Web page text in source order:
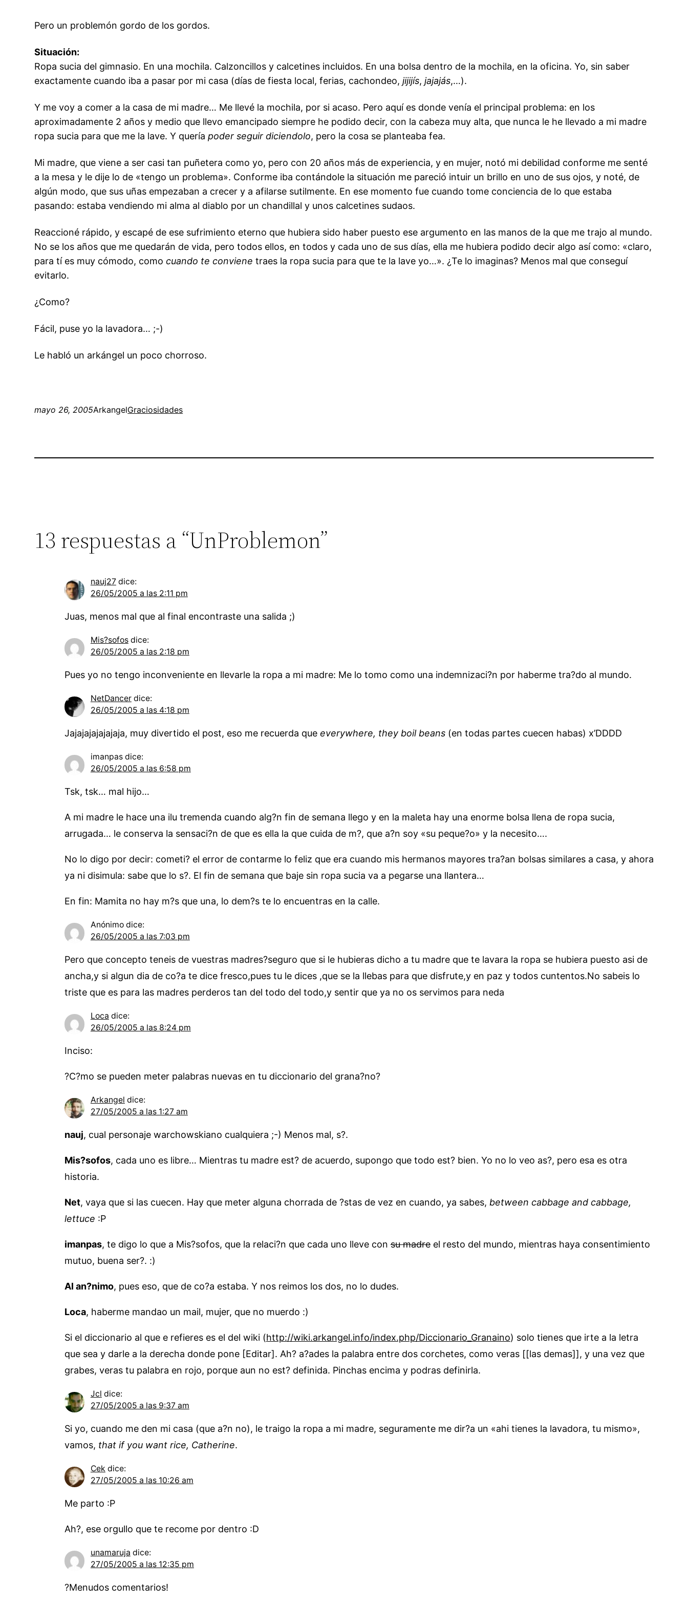
Pero un problemón gordo de los gordos.
Situación:
Ropa sucia del gimnasio. En una mochila. Calzoncillos y calcetines incluidos. En una bolsa dentro de la mochila, en la oficina. Yo, sin saber
exactamente cuando iba a pasar por mi casa (días de fiesta local, ferias, cachondeo,jijijís,jajajás,…).
Y me voy a comer a la casa de mi madre… Me llevé la mochila, por si acaso. Pero aquí es donde venía el principal problema: en los
aproximadamente 2 años y medio que llevo emancipado siempre he podido decir, con la cabeza muy alta, que nunca le he llevado a mi madre
ropa sucia para que me la lave. Y queríapoder seguir diciendolo, pero la cosa se planteaba fea.
Mi madre, que viene a ser casi tan puñetera como yo, pero con 20 años más de experiencia, y en mujer, notó mi debilidad conforme me senté
a la mesa y le dije lo de «tengo un problema». Conforme iba contándole la situación me pareció intuir un brillo en uno de sus ojos, y noté, de
algún modo, que sus uñas empezaban a crecer y a afilarse sutilmente. En ese momento fue cuando tome conciencia de lo que estaba
pasando: estaba vendiendo mi alma al diablo por un chandillal y unos calcetines sudaos.
Reaccioné rápido, y escapé de ese sufrimiento eterno que hubiera sido haber puesto ese argumento en las manos de la que me trajo al mundo.
No se los años que me quedarán de vida, pero todos ellos, en todos y cada uno de sus días, ella me hubiera podido decir algo así como: «claro,
para tí es muy cómodo, comocuando te conviene traes la ropa sucia para que te la lave yo…». ¿Te lo imaginas? Menos mal que conseguí
evitarlo.
¿Como?
Fácil, puse yo la lavadora… ;-)
Le habló un arkángel un poco chorroso.
mayo 26, 2005ArkangelGraciosidades
13 respuestas a “UnProblemon”
nauj27 dice:
26/05/2005 a las 2:11 pm
Juas, menos mal que al final encontraste una salida ;)
Mis?sofos dice:
26/05/2005 a las 2:18 pm
Pues yo no tengo inconveniente en llevarle la ropa a mi madre: Me lo tomo como una indemnizaci?n por haberme tra?do al mundo.
NetDancer dice:
26/05/2005 a las 4:18 pm
Jajajajajajajaja, muy divertido el post, eso me recuerda que everywhere, they boil beans(en todas partes cuecen habas) x’DDDD
imanpas dice:
26/05/2005 a las 6:58 pm
Tsk, tsk… mal hijo…
A mi madre le hace una ilu tremenda cuando alg?n fin de semana llego y en la maleta hay una enorme bolsa llena de ropa sucia,
arrugada… le conserva la sensaci?n de que es ella la que cuida de m?, que a?n soy «su peque?o» y la necesito….
No lo digo por decir: cometi? el error de contarme lo feliz que era cuando mis hermanos mayores tra?an bolsas similares a casa, y ahora
ya ni disimula: sabe que lo s?. El fin de semana que baje sin ropa sucia va a pegarse una llantera…
En fin: Mamita no hay m?s que una, lo dem?s te lo encuentras en la calle.
Anónimo dice:
26/05/2005 a las 7:03 pm
Pero que concepto teneis de vuestras madres?seguro que si le hubieras dicho a tu madre que te lavara la ropa se hubiera puesto asi de
ancha,y si algun dia de co?a te dice fresco,pues tu le dices ,que se la llebas para que disfrute,y en paz y todos cuntentos.No sabeis lo
triste que es para las madres perderos tan del todo del todo,y sentir que ya no os servimos para neda
Loca dice:
26/05/2005 a las 8:24 pm
Inciso:
?C?mo se pueden meter palabras nuevas en tu diccionario del grana?no?
Arkangel dice:
27/05/2005 a las 1:27 am
nauj, cual personaje warchowskiano cualquiera ;-) Menos mal, s?.
Mis?sofos, cada uno es libre… Mientras tu madre est? de acuerdo, supongo que todo est? bien. Yo no lo veo as?, pero esa es otra
historia.
Net, vaya que si las cuecen. Hay que meter alguna chorrada de ?stas de vez en cuando, ya sabes, between cabbage and cabbage,
lettuce :P
imanpas, te digo lo que a Mis?sofos, que la relaci?n que cada uno lleve consu madreel resto del mundo, mientras haya consentimiento
mutuo, buena ser?. :)
Al an?nimo, pues eso, que de co?a estaba. Y nos reimos los dos, no lo dudes.
Loca, haberme mandao un mail, mujer, que no muerdo :)
Si el diccionario al que e refieres es el del wiki (http://wiki.arkangel.info/index.php/Diccionario_Granaino) solo tienes que irte a la letra
que sea y darle a la derecha donde pone [Editar]. Ah? a?ades la palabra entre dos corchetes, como veras [[las demas]], y una vez que
grabes, veras tu palabra en rojo, porque aun no est? definida. Pinchas encima y podras definirla.
Jcl dice:
27/05/2005 a las 9:37 am
Si yo, cuando me den mi casa (que a?n no), le traigo la ropa a mi madre, seguramente me dir?a un «ahi tienes la lavadora, tu mismo»,
vamos, that if you want rice, Catherine.
Cek dice:
27/05/2005 a las 10:26 am
Me parto :P
Ah?, ese orgullo que te recome por dentro :D
unamaruja dice:
27/05/2005 a las 12:35 pm
?Menudos comentarios!